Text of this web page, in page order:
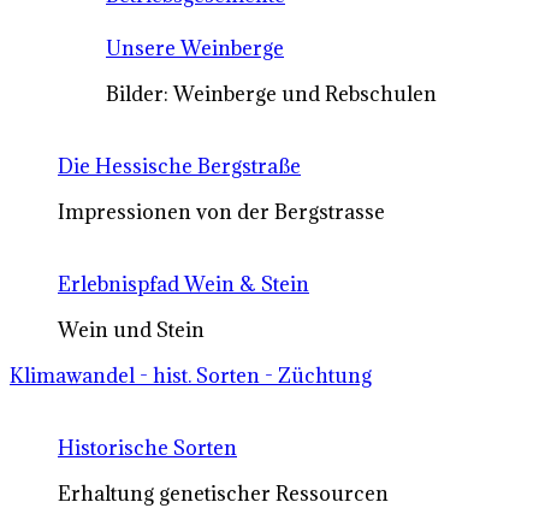
Unsere Weinberge
Bilder: Weinberge und Rebschulen
Die Hessische Bergstraße
Impressionen von der Bergstrasse
Erlebnispfad Wein & Stein
Wein und Stein
Klimawandel - hist. Sorten - Züchtung
Historische Sorten
Erhaltung genetischer Ressourcen